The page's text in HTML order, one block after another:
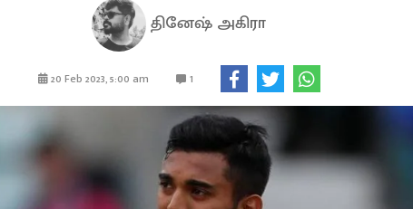
தினேஷ் அகிரா
20 Feb 2023, 5:00 am 1